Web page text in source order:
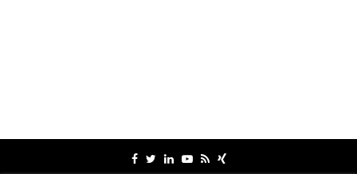
Facebook
TwitterLinkedinYoutube
RssXing